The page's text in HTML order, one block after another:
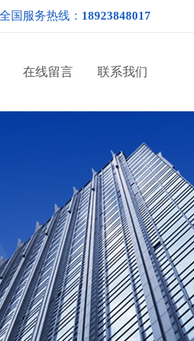
全国服务热线： 18923848017
在线留言 联系我们